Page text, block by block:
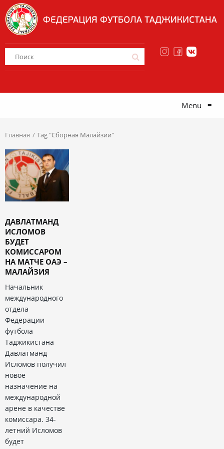
Menu ≡
Главная Tag "Сборная Малайзии"
ДАВЛАТМАНД
ИСЛОМОВ
БУДЕТ
КОМИССАРОМ
НА МАТЧЕ ОАЭ –
МАЛАЙЗИЯ
Начальник
международного
отдела
Федерации
футбола
Таджикистана
Давлатманд
Исломов получил
новое
назначение на
международной
арене в качестве
комиссара. 34-
летний Исломов
будет